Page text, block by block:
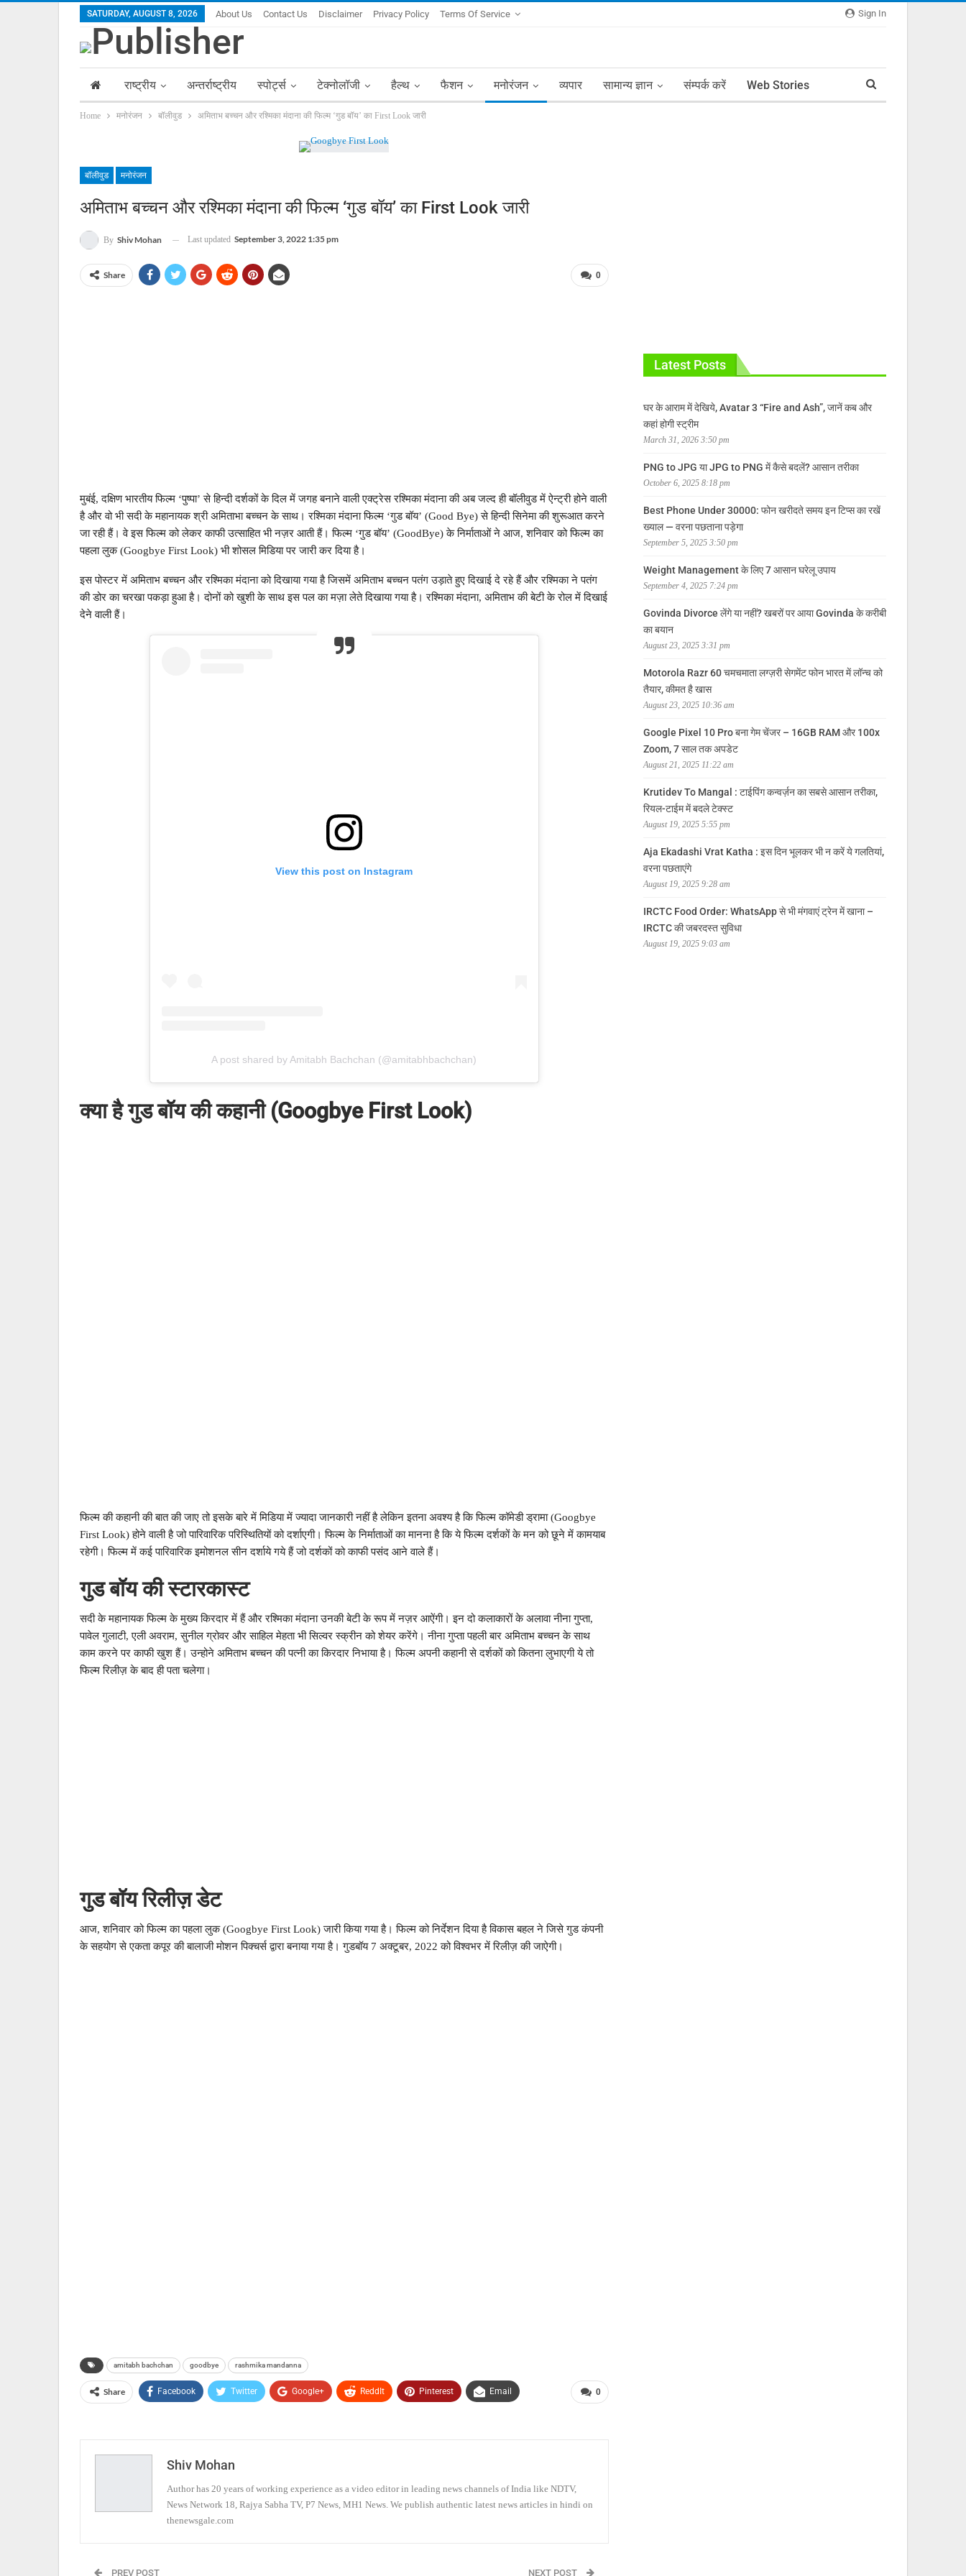
Sign In
SATURDAY, AUGUST 8, 2026 About Us Contact Us Disclaimer Privacy Policy Terms Of Service
राष्ट्रीय अन्तर्राष्ट्रीय स्पोर्ट्स टेक्नोलॉजी हैल्थ फैशन मनोरंजन व्यपार सामान्य ज्ञान संम्पर्क करें Web Stories
Home मनोरंजन बॉलीवुड अमिताभ बच्चन और रश्मिका मंदाना की फिल्म ‘गुड बॉय’ का First Look जारी
बॉलीवुड मनोरंजन
अमिताभ बच्चन और रश्मिका मंदाना की फिल्म ‘गुड बॉय’ का First Look जारी
By Shiv Mohan Last updated September 3, 2022 1:35 pm
0
Share
मुबंई, दक्षिण भारतीय फिल्म ‘पुष्पा’ से हिन्दी दर्शकों के दिल में जगह बनाने वाली एक्ट्रेस रश्मिका मंदाना की अब जल्द ही बॉलीवुड में ऐन्ट्री होने वाली
है और वो भी सदी के महानायक श्री अमिताभा बच्चन के साथ। रश्मिका मंदाना फिल्म ‘गुड बॉय’ (Good Bye) से हिन्दी सिनेमा की शुरूआत करने
जा रही हैं। वे इस फिल्म को लेकर काफी उत्साहित भी नज़र आती हैं। फिल्म ‘गुड बॉय’ (GoodBye) के निर्माताओं ने आज, शनिवार को फिल्म का
पहला लुक (Googbye First Look) भी शोसल मिडिया पर जारी कर दिया है।
इस पोस्टर में अमिताभ बच्चन और रश्मिका मंदाना को दिखाया गया है जिसमें अमिताभ बच्चन पतंग उड़ाते हुए दिखाई दे रहे हैं और रश्मिका ने पतंग
की डोर का चरखा पकड़ा हुआ है। दोनों को खुशी के साथ इस पल का मज़ा लेते दिखाया गया है। रश्मिका मंदाना, अमिताभ की बेटी के रोल में दिखाई
​देने वाली हैं।
View this post on Instagram
A post shared by Amitabh Bachchan (@amitabhbachchan)
क्या है गुड बॉय की कहानी (Googbye First Look)
फिल्म की कहानी की बात की जाए तो इसके बारे में मिडिया में ज्यादा जानकारी नहीं है लेकिन इतना अवश्य है कि फिल्म कॉमेडी ड्रामा (Googbye
First Look) होने वाली है जो पारिवारिक परिस्थितियों को दर्शाएगी। फिल्म के निर्माताओं का मानना है कि ये फिल्म दर्शकों के मन को छूने में कामयाब
रहेगी। फिल्म में कई पारिवारिक इमोशनल सीन दर्शाये गये हैं जो दर्शकों को काफी पसंद आने वाले हैं।
गुड बॉय की स्टारकास्ट
सदी के महानायक फिल्म के मुख्य किरदार में हैं और रश्मिका मंदाना उनकी बेटी के रूप में नज़र आऐंगी। इन दो कलाकारों के अलावा नीना गुप्ता,
पावेल गुलाटी, एली अवराम, सुनील ग्रोवर और साहिल मेहता भी सिल्वर ​स्क्रीन को शेयर करेंगे। नीना गुप्ता पहली बार अमिताभ बच्चन के साथ
काम करने पर काफी खुश हैं। उन्होने ​अमिताभ बच्चन की पत्नी का किरदार निभाया है। फिल्म अपनी कहानी से दर्शकों को कितना लुभाएगी ये तो
फिल्म रिलीज़ के बाद ही पता चलेगा।
गुड बॉय रिलीज़ डेट
आज, शनिवार को फिल्म का पहला लुक (Googbye First Look) जारी किया गया है। फिल्म को निर्देशन दिया है विकास बहल ने जिसे गुड कंपनी
के सहयोग से एकता कपूर की बालाजी मोशन पिक्चर्स द्वारा बनाया गया है। गुडबॉय 7 अक्टूबर, 2022 को विश्वभर में रिलीज़ की जाऐगी।
amitabh bachchan goodbye rashmika mandanna
0
Share Facebook Twitter Google+ ReddIt Pinterest Email
Shiv Mohan
Author has 20 years of working experience as a video editor in leading news channels of India like NDTV,
News Network 18, Rajya Sabha TV, P7 News, MH1 News. We publish authentic latest news articles in hindi on
thenewsgale.com
PREV POST NEXT POST
Latest Posts
घर के आराम में देखिये, Avatar 3 “Fire and Ash”, जानें कब और
कहां होगी स्ट्रीम
March 31, 2026 3:50 pm
PNG to JPG या JPG to PNG में कैसे बदलें? आसान तरीका
October 6, 2025 8:18 pm
Best Phone Under 30000: फोन खरीदते समय इन टिप्स का रखें
ख्याल — वरना पछताना पड़ेगा
September 5, 2025 3:50 pm
Weight Management के लिए 7 आसान घरेलू उपाय
September 4, 2025 7:24 pm
Govinda Divorce लेंगे या नहीं? खबरों पर आया Govinda के करीबी
का बयान
August 23, 2025 3:31 pm
Motorola Razr 60 चमचमाता लग्ज़री सेगमेंट फोन भारत में लॉन्च को
तैयार, कीमत है खास
August 23, 2025 10:36 am
Google Pixel 10 Pro बना गेम चेंजर – 16GB RAM और 100x
Zoom, 7 साल तक अपडेट
August 21, 2025 11:22 am
Krutidev To Mangal : टाईपिंग कन्वर्ज़न का सबसे आसान तरीका,
रियल-टाईम में बदले टेक्स्ट
August 19, 2025 5:55 pm
Aja Ekadashi Vrat Katha : इस दिन भूलकर भी न करें ये गलतियां,
वरना पछताएंगे
August 19, 2025 9:28 am
IRCTC Food Order: WhatsApp से भी मंगवाएं ट्रेन में खाना –
IRCTC की जबरदस्त सुविधा
August 19, 2025 9:03 am